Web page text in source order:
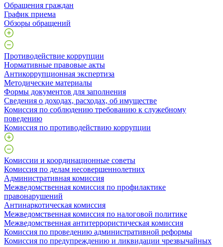
Обращения граждан
График приема
Обзоры обращений
Противодействие коррупции
Нормативные правовые акты
Антикоррупционная экспертиза
Методические материалы
Формы документов для заполнения
Сведения о доходах, расходах, об имуществе
Комиссия по соблюдению требованию к служебному
поведению
Комиссия по противодействию коррупции
Комиссии и координационные советы
Комиссия по делам несовершеннолетних
Административная комиссия
Межведомственная комиссия по профилактике
правонарушений
Антинаркотическая комиссия
Межведомственная комиссия по налоговой политике
Межведомственная антитеррористическая комиссия
Комиссия по проведению административной реформы
Комиссия по предупреждению и ликвидации чрезвычайных